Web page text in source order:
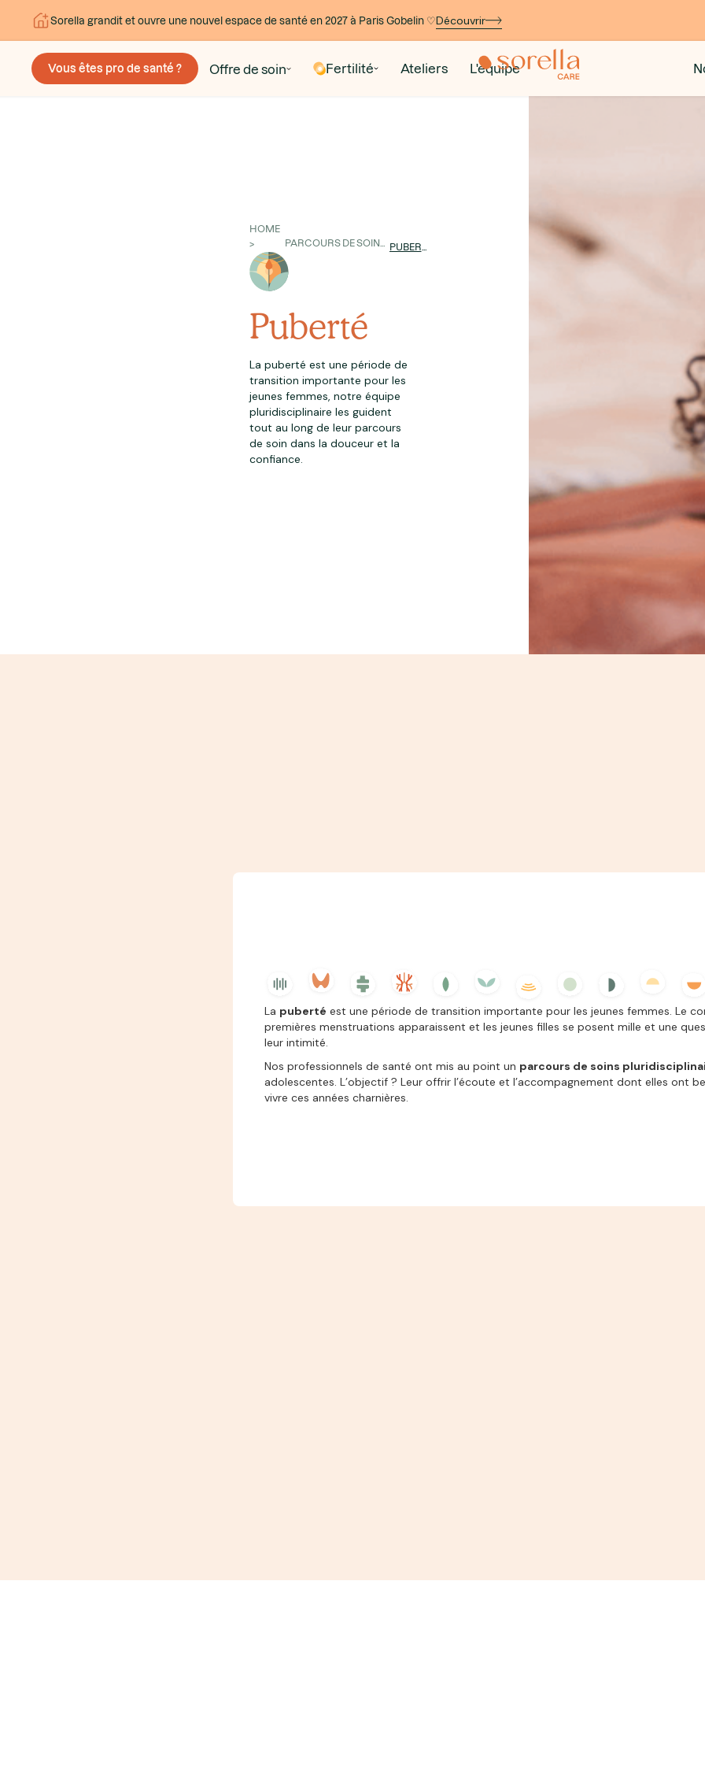
Sorella grandit et ouvre une nouvel espace de santé en 2027 à Paris Gobelin ♡Découvrir
Vous êtes pro de santé ? Offre de soin Fertilité Ateliers L'équipe
HOME
>
Puberté
La puberté est une période de
transition importante pour les
jeunes femmes, notre équipe
pluridisciplinaire les guident
tout au long de leur parcours
de soin dans la douceur et la
confiance.
La puberté est une période de transition importante pour les jeunes femmes. Le
premières menstruations apparaissent et les jeunes filles se posent mille et une
leur intimité.
Nos professionnels de santé ont mis au point un parcours de soins
adolescentes. L’objectif ? Leur offrir l’écoute et l’accompagnement dont elles ont
vivre ces années charnières.